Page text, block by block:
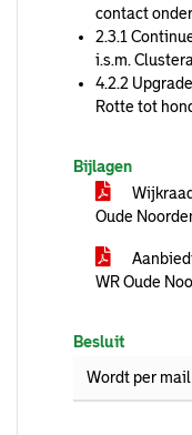
contact
2.3.1
i.s.m.
4.2.2
Rotte tot
Bijlagen
Oude
WR Oude
Besluit
Wordt per